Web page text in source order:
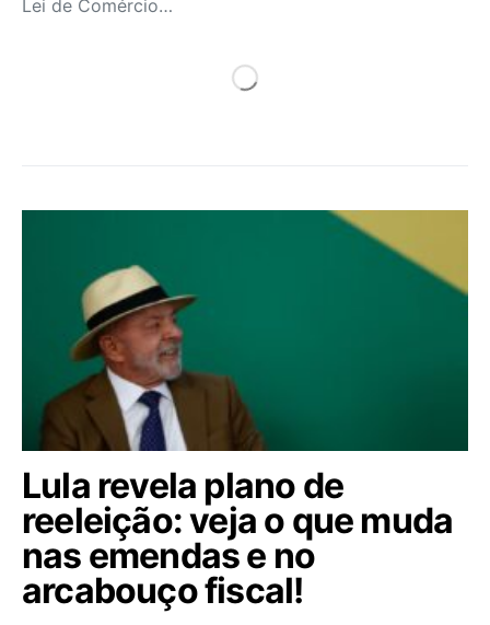
Lei de Comércio…
Lula revela plano de
reeleição: veja o que muda
nas emendas e no
arcabouço fiscal!